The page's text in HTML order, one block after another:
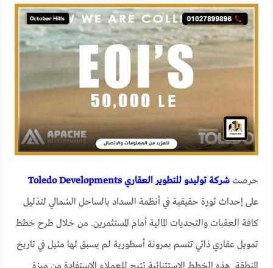
حرصتشركة توليدو للتطوير العقاري Toledo Developments
على إحداث ثورة حقيقية في أنظمة السداد بالساحل الشمالي لتذليل
كافة العقبات والتحديات المالية أمام المستثمرين. من خلال طرح خطط
تمويل عقاري ذاتي تتسم بمرونة أسطورية لم يسبق لها مثيل في تاريخ